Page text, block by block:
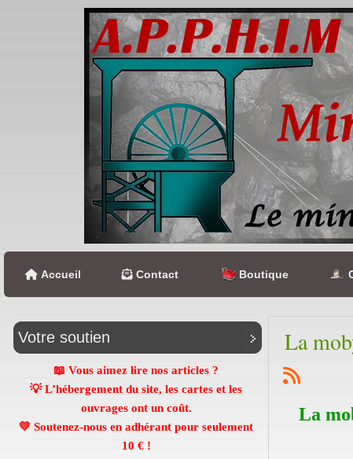
Accueil Contact Boutique
Votre soutien
📖 Vous aimez lire nos articles ?
💡 L’hébergement du site, les cartes et les
ouvrages ont un coût.
💛 Soutenez-nous en adhérant pour seulement
10 €!
La
La